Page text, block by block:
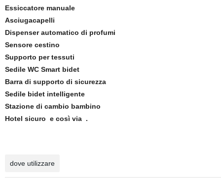
Essiccatore manuale
Asciugacapelli
Dispenser automatico di profumi
Sensore cestino
Supporto per tessuti
Sedile WC Smart bidet
Barra di supporto di sicurezza
Sedile bidet intelligente
Stazione di cambio bambino
Hotel sicuro e così via .
dove utilizzare